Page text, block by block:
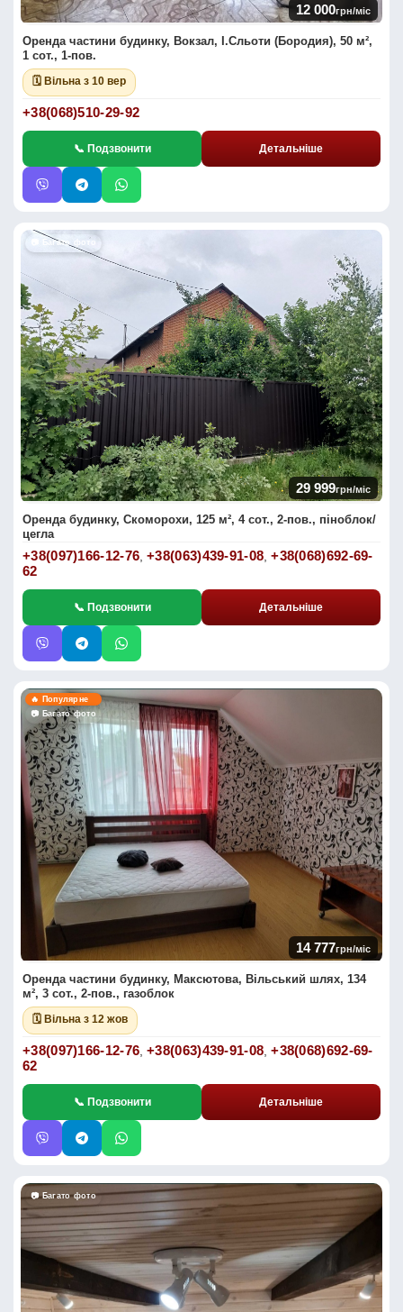
12 000грн/міс
Оренда частини будинку, Вокзал, І.Сльоти (Бородия), 50 м²,
1 сот., 1-пов.
🗓 Вільна з 10 вер
+38(068)510-29-92
📞 Подзвонити Детальніше
📷 Багато фото
29 999грн/міс
Оренда будинку, Скоморохи, 125 м², 4 сот., 2-пов., піноблок/
цегла
+38(097)166-12-76 ,+38(063)439-91-08 ,+38(068)692-69-
62
📞 Подзвонити Детальніше
🔥 Популярне
📷 Багато фото
14 777грн/міс
Оренда частини будинку, Максютова, Вільський шлях, 134
м², 3 сот., 2-пов., газоблок
🗓 Вільна з 12 жов
+38(097)166-12-76 ,+38(063)439-91-08 ,+38(068)692-69-
62
📞 Подзвонити Детальніше
📷 Багато фото